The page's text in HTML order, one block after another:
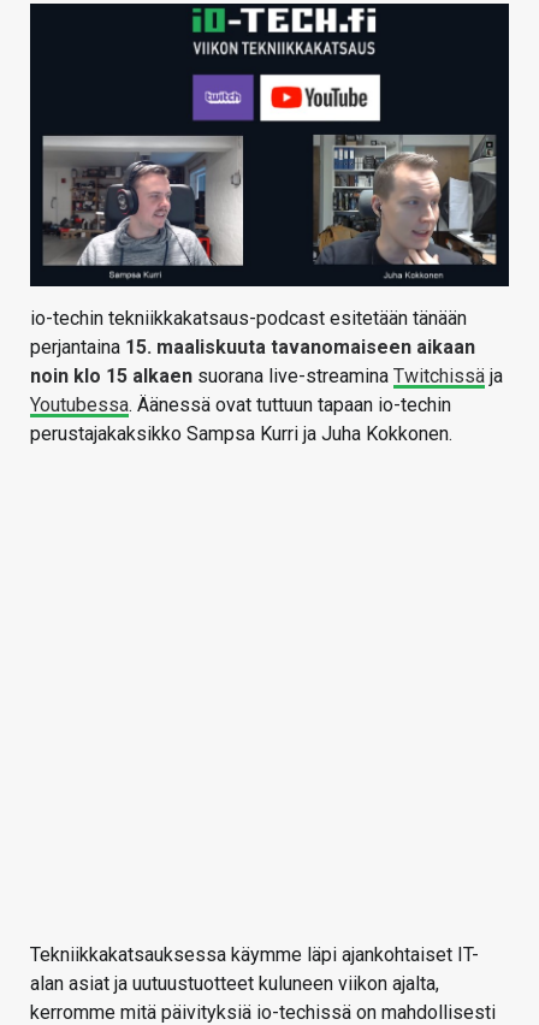
io-techin tekniikkakatsaus-podcast esitetään tänään
perjantaina 15. maaliskuuta tavanomaiseen aikaan
noin klo 15 alkaen suorana live-streamina Twitchissä ja
Youtubessa. Äänessä ovat tuttuun tapaan io-techin
perustajakaksikko Sampsa Kurri ja Juha Kokkonen.
Tekniikkakatsauksessa käymme läpi ajankohtaiset IT-
alan asiat ja uutuustuotteet kuluneen viikon ajalta,
kerromme mitä päivityksiä io-techissä on mahdollisesti